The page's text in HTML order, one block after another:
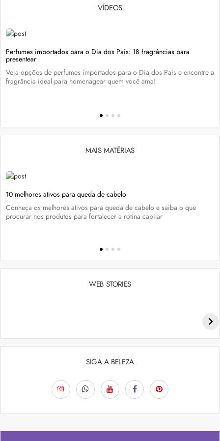
VÍDEOS
Perfumes importados para o Dia dos Pais: 18 fragrâncias para
presentear
Veja opções de perfumes importados para o Dia dos Pais e encontre a
fragrância ideal para homenagear quem você ama!
MAIS MATÉRIAS
10 melhores ativos para queda de cabelo
Conheça os melhores ativos para queda de cabelo e saiba o que
procurar nos produtos para fortalecer a rotina capilar
WEB STORIES
SIGA A BELEZA